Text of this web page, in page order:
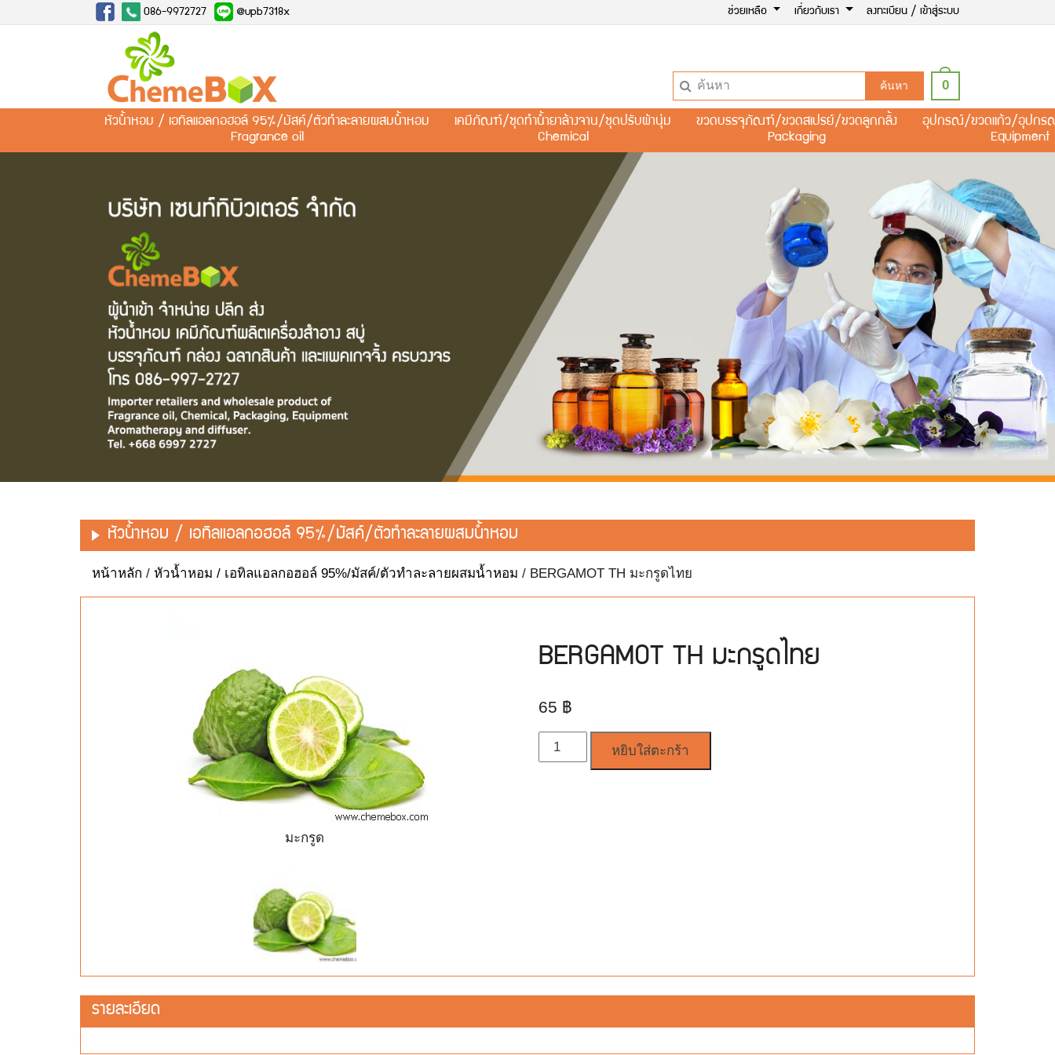
086-9972727 @upb7318x ช่วยเหลือ เกี่ยวกับเรา ลงทะเบียน / เข้าสู่ระบบ
ค้นหา 0
หัวน้ำหอม / เอทิลแอลกอฮอล์ 95%/มัสค์/ตัวทำละลายผสมน้ำหอม
Fragrance oil
เคมีภัณฑ์/ชุดทำน้ำยาล้างจาน/ชุดปรับผ้านุ่ม
Chemical
ขวดบรรจุภัณฑ์/ขวดสเปรย์/ขวดลูกกลิ้ง
Packaging
อุปกรณ์/ขวดแก้ว/อุปกร
Equipment
หัวน้ำหอม / เอทิลแอลกอฮอล์ 95%/มัสค์/ตัวทำละลายผสมน้ำหอม
หน้าหลัก / หัวน้ำหอม / เอทิลแอลกอฮอล์ 95%/มัสค์/ตัวทำละลายผสมน้ำหอม / BERGAMOT TH มะกรูดไทย
มะกรูด
BERGAMOT TH มะกรูดไทย
65 ฿
จำนวน
หยิบใส่ตะกร้า
รายละเอียด